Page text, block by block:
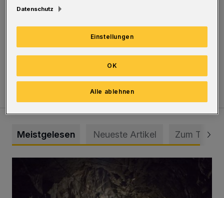
Idee zu der Aktion und brachte den Schmuck
mit — Norbert und Renate Fischer haben ihr
beim Ausstaffieren der Fichte geholfen.
Meistgelesen Neueste Artikel Zum Thema
Datenschutz
Einstellungen
Alle ablehnen
OK